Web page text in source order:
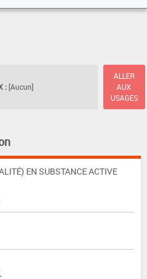
: [Aucun]
ALLER
AUX
USAGES
EN SUBSTANCE ACTIVE